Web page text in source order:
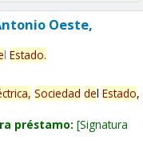
Oeste,
l Estado.
Sociedad del Estado,
préstamo: Signatura